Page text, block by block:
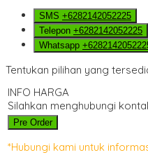
SMS +6282142052225
Telepon +6282142052225
Whatsapp
Tentukan pilihan yang
INFO HARGA
Silahkan menghubungi
Pre Order
*Hubungi kami untuk